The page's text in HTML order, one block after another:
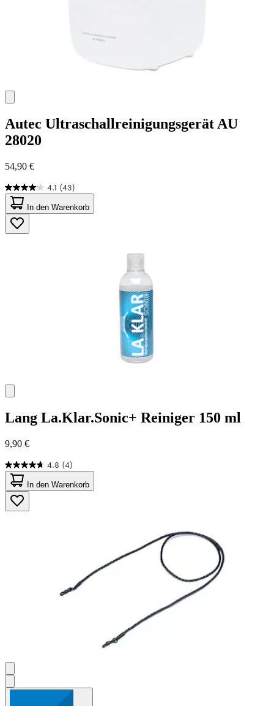
Autec Ultraschallreinigungsgerät AU
28020
54,90 €
4.1 (43)
4.1
von
5
Sternen.
43
In den Warenkorb
Lang La.Klar.Sonic+ Reiniger 150 ml
9,90 €
4.8 (4)
4.8
von
5
Sternen.
4
In den Warenkorb